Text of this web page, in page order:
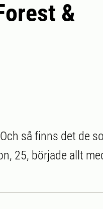
&
så finns det de
25, började allt